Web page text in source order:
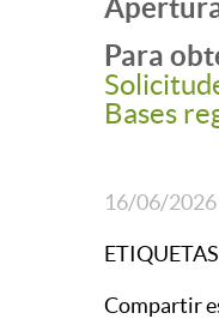
Para
Bases
16/06/2026
Compartir